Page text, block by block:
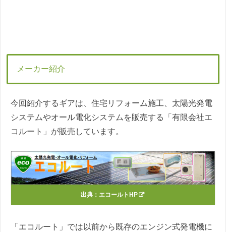
メーカー紹介
今回紹介するギアは、住宅リフォーム施工、太陽光発電
システムやオール電化システムを販売する「有限会社エ
コルート」が販売しています。
出典： エコールトHP
「エコルート」では以前から既存のエンジン式発電機に